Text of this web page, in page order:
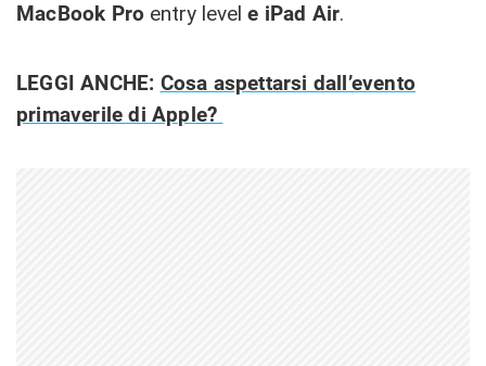
MacBook Pro entry level e iPad Air.
LEGGI ANCHE: Cosa aspettarsi dall’evento
primaverile di Apple?